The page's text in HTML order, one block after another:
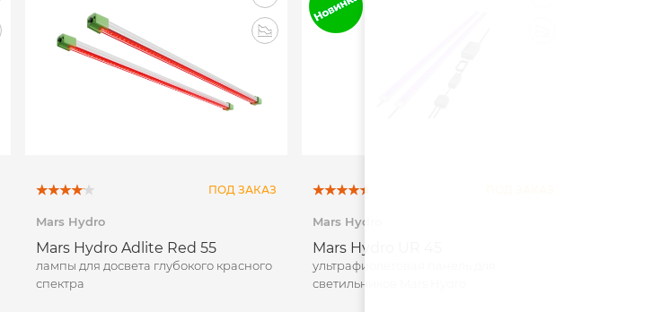
ПОД ЗАКАЗ
Mars Hydro
Mars Hydro Adlite Red 55
лампы для досвета глубокого красного
спектра
Mars Hydro
Mars Hydro UR 45
ультрафиолетовая панель для
светильников Mars Hydro